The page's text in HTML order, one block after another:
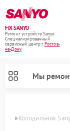
FIX-SANYO
Ремонт устройств Sanyo
Специализированный
cервисный центр г.Ростов-
на-Дону
Мы
Холодильник